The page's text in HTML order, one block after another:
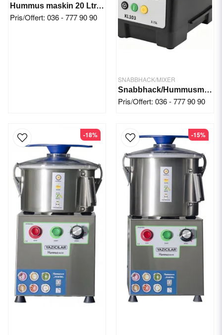
Hummus maskin 20 Ltr. 5,5 kW/400V
Pris/Offert: 036 - 777 90 90
SNABBHACK/MIXER
Snabbhack/Hummusmaskin - Saliba Chef KL103
Pris/Offert: 036 - 777 90 90
-18% -15%